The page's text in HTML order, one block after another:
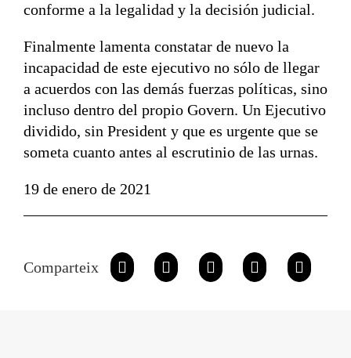
conforme a la legalidad y la decisión judicial.
Finalmente lamenta constatar de nuevo la
incapacidad de este ejecutivo no sólo de llegar
a acuerdos con las demás fuerzas políticas, sino
incluso dentro del propio Govern. Un Ejecutivo
dividido, sin President y que es urgente que se
someta cuanto antes al escrutinio de las urnas.
19 de enero de 2021
Comparteix